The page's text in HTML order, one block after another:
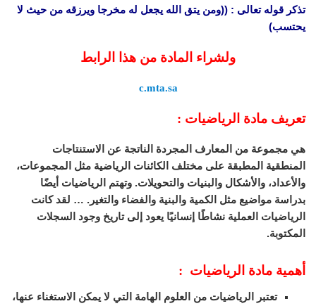
تذكر قوله تعالى : ((ومن يتق الله يجعل له مخرجا ويرزقه من حيث لا
يحتسب)
ولشراء المادة من هذا الرابط
c.mta.sa
تعريف مادة الرياضيات :
هي مجموعة من المعارف المجردة الناتجة عن الاستنتاجات
المنطقية المطبقة على مختلف الكائنات الرياضية مثل المجموعات،
والأعداد، والأشكال والبنيات والتحويلات. وتهتم الرياضيات أيضًا
بدراسة مواضيع مثل الكمية والبنية والفضاء والتغير. … لقد كانت
الرياضيات العملية نشاطًا إنسانيًا يعود إلى تاريخ وجود السجلات
المكتوبة.
أهمية مادة الرياضيات :
تعتبر الرياضيات من العلوم الهامة التي لا يمكن الاستغناء عنها،